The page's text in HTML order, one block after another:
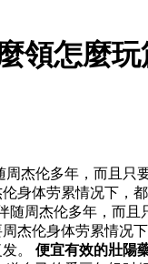
領怎麼
杰伦多年，而且
身体劳累情况下，都
周杰伦多年，而
杰伦身体劳累情况
。 便宜有效的壯陽